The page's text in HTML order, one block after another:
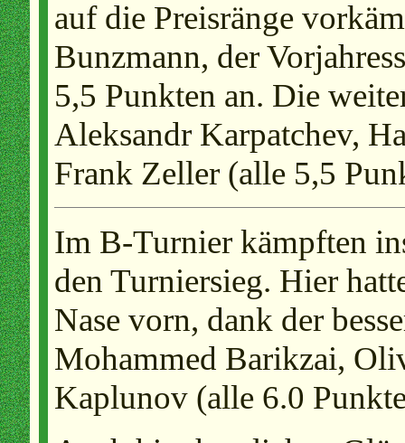
auf die Preisränge
Bunzmann, der
5,5 Punkten an. Die
Aleksandr Karpatchev,
Frank Zeller (alle 5,5
Im B-Turnier kämpften
den Turniersieg. Hier
Nase vorn, dank der
Mohammed Barikzai,
Kaplunov (alle 6.0